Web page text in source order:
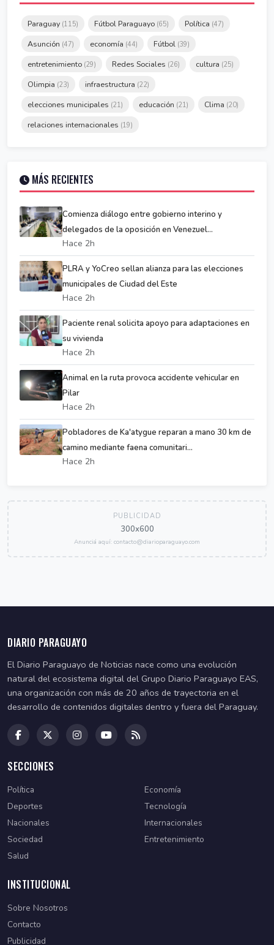
Paraguay (115) Fútbol Paraguayo (65) Política (47)
Asunción (47) economía (44) Fútbol (39)
entretenimiento (29) Redes Sociales (26) cultura (25)
Olimpia (23) infraestructura (22)
elecciones municipales (21) educación (21) Clima (20)
relaciones internacionales (19)
MÁS RECIENTES
Comienza diálogo entre gobierno interino y
delegados de la oposición en Venezuel...
Hace 2h
PLRA y YoCreo sellan alianza para las elecciones
municipales de Ciudad del Este
Hace 2h
Paciente renal solicita apoyo para adaptaciones en
su vivienda
Hace 2h
Animal en la ruta provoca accidente vehicular en
Pilar
Hace 2h
Pobladores de Ka'atygue reparan a mano 30 km de
camino mediante faena comunitari...
Hace 2h
PUBLICIDAD
300x600
Anunciá aquí: contacto@diarioparaguayo.com
DIARIO PARAGUAYO
El Diario Paraguayo de Noticias nace como una evolución
natural del ecosistema digital del Grupo Diario Paraguayo EAS,
una organización con más de 20 años de trayectoria en el
desarrollo de contenidos digitales dentro y fuera del Paraguay.
SECCIONES
Política
Economía
Deportes
Tecnología
Nacionales
Internacionales
Sociedad
Entretenimiento
Salud
INSTITUCIONAL
Sobre Nosotros
Contacto
Publicidad